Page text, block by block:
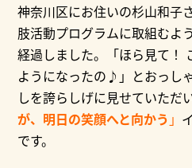
神奈川区にお住いの杉山和子
肢活動プログラムに取組むよ
経過しました。「ほら見て！
ようになったの♪」とおっし
しを誇らしげに見せていただい
が、明日の笑顔へと向かう 」
です。